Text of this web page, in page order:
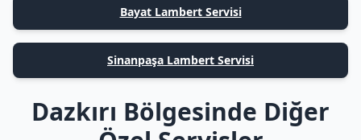
Bayat Lambert Servisi
Sinanpaşa Lambert Servisi
Dazkırı Bölgesinde Diğer